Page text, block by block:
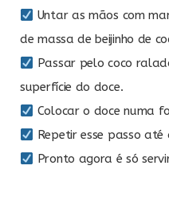
Untar as mãos com
de massa de beijinho de
Passar pelo coco
superfície do doce.
Colocar o doce numa
Repetir esse passo
Pronto agora é só